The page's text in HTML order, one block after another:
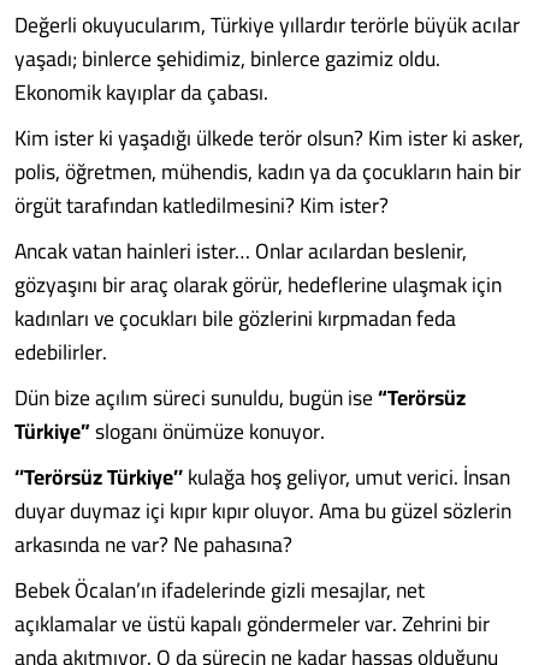
Değerli okuyucularım, Türkiye yıllardır terörle büyük acılar
yaşadı; binlerce şehidimiz, binlerce gazimiz oldu.
Ekonomik kayıplar da çabası.
Kim ister ki yaşadığı ülkede terör olsun? Kim ister ki asker,
polis, öğretmen, mühendis, kadın ya da çocukların hain bir
örgüt tarafından katledilmesini? Kim ister?
Ancak vatan hainleri ister… Onlar acılardan beslenir,
gözyaşını bir araç olarak görür, hedeflerine ulaşmak için
kadınları ve çocukları bile gözlerini kırpmadan feda
edebilirler.
Dün bize açılım süreci sunuldu, bugün ise“Terörsüz
Türkiye”sloganı önümüze konuyor.
‘’Terörsüz Türkiye’’kulağa hoş geliyor, umut verici. İnsan
duyar duymaz içi kıpır kıpır oluyor. Ama bu güzel sözlerin
arkasında ne var? Ne pahasına?
Bebek Öcalan’ın ifadelerinde gizli mesajlar, net
açıklamalar ve üstü kapalı göndermeler var. Zehrini bir